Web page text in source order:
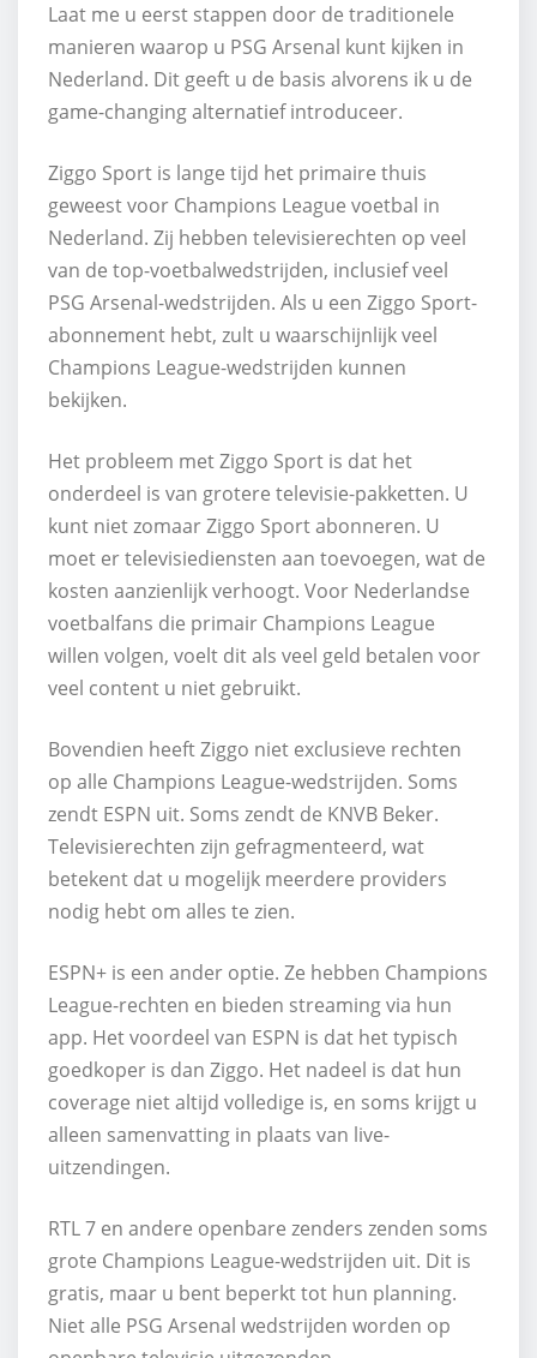
Laat me u eerst stappen door de traditionele
manieren waarop u PSG Arsenal kunt kijken in
Nederland. Dit geeft u de basis alvorens ik u de
game-changing alternatief introduceer.
Ziggo Sport is lange tijd het primaire thuis
geweest voor Champions League voetbal in
Nederland. Zij hebben televisierechten op veel
van de top-voetbalwedstrijden, inclusief veel
PSG Arsenal-wedstrijden. Als u een Ziggo Sport-
abonnement hebt, zult u waarschijnlijk veel
Champions League-wedstrijden kunnen
bekijken.
Het probleem met Ziggo Sport is dat het
onderdeel is van grotere televisie-pakketten. U
kunt niet zomaar Ziggo Sport abonneren. U
moet er televisiediensten aan toevoegen, wat de
kosten aanzienlijk verhoogt. Voor Nederlandse
voetbalfans die primair Champions League
willen volgen, voelt dit als veel geld betalen voor
veel content u niet gebruikt.
Bovendien heeft Ziggo niet exclusieve rechten
op alle Champions League-wedstrijden. Soms
zendt ESPN uit. Soms zendt de KNVB Beker.
Televisierechten zijn gefragmenteerd, wat
betekent dat u mogelijk meerdere providers
nodig hebt om alles te zien.
ESPN+ is een ander optie. Ze hebben Champions
League-rechten en bieden streaming via hun
app. Het voordeel van ESPN is dat het typisch
goedkoper is dan Ziggo. Het nadeel is dat hun
coverage niet altijd volledige is, en soms krijgt u
alleen samenvatting in plaats van live-
uitzendingen.
RTL 7 en andere openbare zenders zenden soms
grote Champions League-wedstrijden uit. Dit is
gratis, maar u bent beperkt tot hun planning.
Niet alle PSG Arsenal wedstrijden worden op